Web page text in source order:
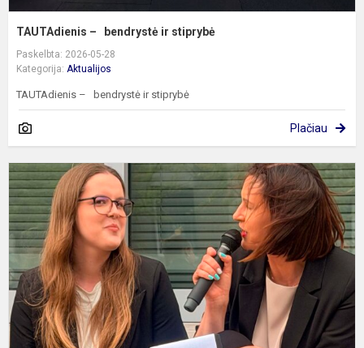
TAUTAdienis – bendrystė ir stiprybė
Paskelbta: 2026-05-28
Kategorija: Aktualijos
TAUTAdienis – bendrystė ir stiprybė
Plačiau